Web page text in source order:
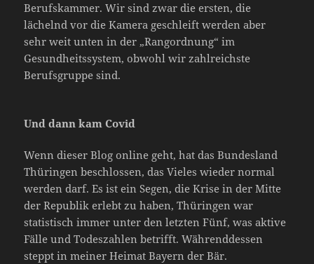
Berufskammer. Wir sind zwar die ersten, die
lächelnd vor die Kamera geschleift werden aber
sehr weit unten in der „Rangordnung“ im
Gesundheitssystem, obwohl wir zahlreichste
Berufsgruppe sind.
Und dann kam Covid
Wenn dieser Blog online geht, hat das Bundesland
Thüringen beschlossen, das Vieles wieder normal
werden darf. Es ist ein Segen, die Krise in der Mitte
der Republik erlebt zu haben, Thüringen war
statistisch immer unter den letzten Fünf, was aktive
Fälle und Todeszahlen betrifft. Währenddessen
steppt in meiner Heimat Bayern der Bär.